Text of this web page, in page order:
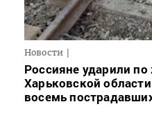
Новости
Россияне ударили
Харьковской
восемь